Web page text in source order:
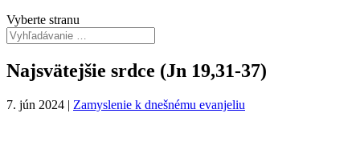
Vyberte stranu
Najsvätejšie srdce (Jn 19,31-37)
7. jún 2024 | Zamyslenie k dnešnému evanjeliu